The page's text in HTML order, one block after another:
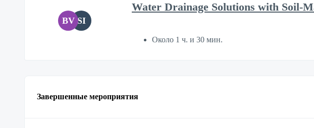
BV SI
Water Drainage Solutions with Soil-
Около 1 ч. и 30 мин.
Завершенные мероприятия